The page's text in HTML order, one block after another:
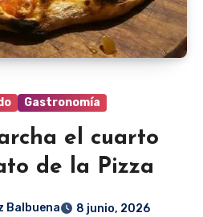
Gastronomía
el cuarto
de la Pizza
Balbuena
8 junio, 2026